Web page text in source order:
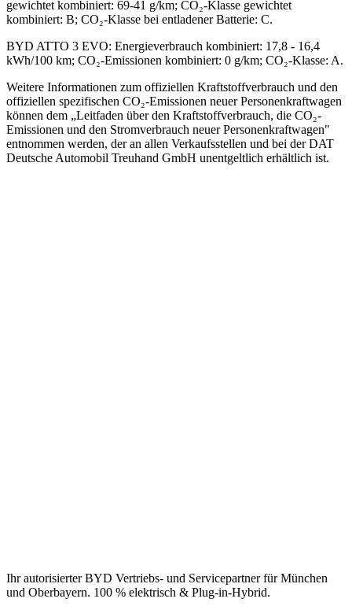
gewichtet kombiniert: 69-41 g/km; CO₂-Klasse gewichtet
kombiniert: B; CO₂-Klasse bei entladener Batterie: C.
BYD ATTO 3 EVO: Energieverbrauch kombiniert: 17,8 - 16,4
kWh/100 km; CO₂-Emissionen kombiniert: 0 g/km; CO₂-Klasse: A.
Weitere Informationen zum offiziellen Kraftstoffverbrauch und den
offiziellen spezifischen CO₂-Emissionen neuer Personenkraftwagen
können dem „Leitfaden über den Kraftstoffverbrauch, die CO₂-
Emissionen und den Stromverbrauch neuer Personenkraftwagen"
entnommen werden, der an allen Verkaufsstellen und bei der DAT
Deutsche Automobil Treuhand GmbH unentgeltlich erhältlich ist.
Ihr autorisierter BYD Vertriebs- und Servicepartner für München
und Oberbayern. 100 % elektrisch & Plug-in-Hybrid.